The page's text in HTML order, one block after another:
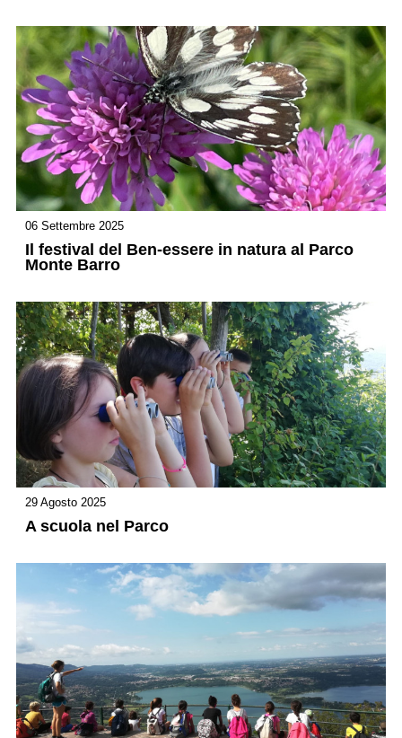
06 Settembre 2025
Il festival del Ben-essere in natura al Parco
Monte Barro
29 Agosto 2025
A scuola nel Parco